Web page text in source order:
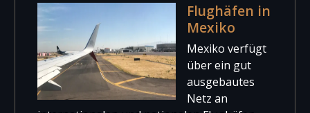
Flughäfen in
Mexiko
Mexiko verfügt
über ein gut
ausgebautes
Netz an